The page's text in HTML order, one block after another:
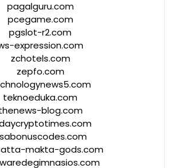
pagalguru.com
pcegame.com
pgslot-r2.com
expression.com
zchotels.com
zepfo.com
teknoeduka.com
blog.com
makta-gods.com